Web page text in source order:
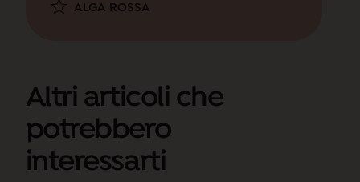
ALGA ROSSA
Altri articoli che
potrebbero
interessarti